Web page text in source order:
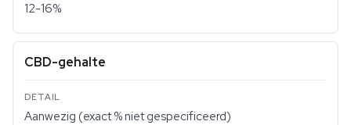
12-16%
CBD-gehalte
Aanwezig (exact % niet gespecificeerd)